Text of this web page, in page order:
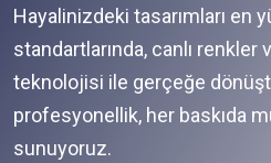
Hayalinizdeki tasarımları en
standartlarında, canlı renkler
teknolojisi ile gerçeğe
profesyonellik, her baskıda
sunuyoruz.